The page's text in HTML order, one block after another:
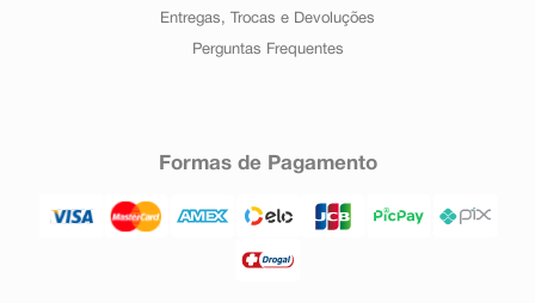
Entregas, Trocas e Devoluções
Perguntas Frequentes
Formas de Pagamento